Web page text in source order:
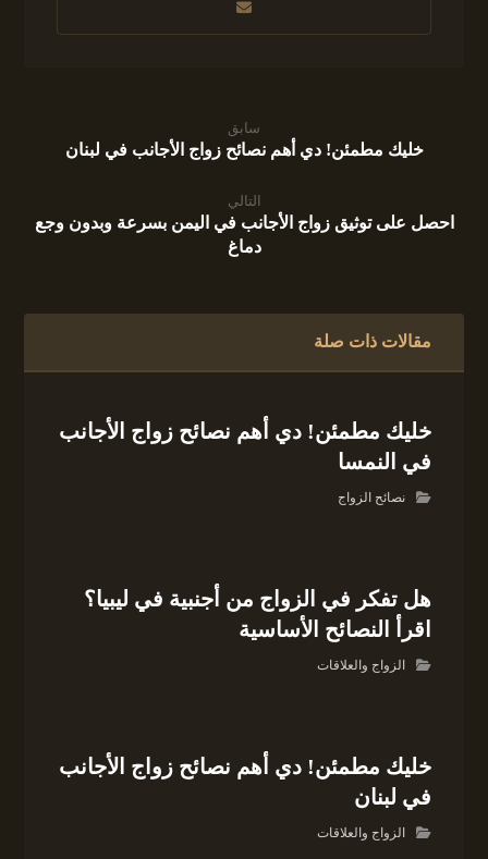
سابق
خليك مطمئن! دي أهم نصائح زواج الأجانب في لبنان
التالي
احصل على توثيق زواج الأجانب في اليمن بسرعة وبدون وجع
دماغ
مقالات ذات صلة
خليك مطمئن! دي أهم نصائح زواج الأجانب
في النمسا
نصائح الزواج
هل تفكر في الزواج من أجنبية في ليبيا؟
اقرأ النصائح الأساسية
الزواج والعلاقات
خليك مطمئن! دي أهم نصائح زواج الأجانب
في لبنان
الزواج والعلاقات